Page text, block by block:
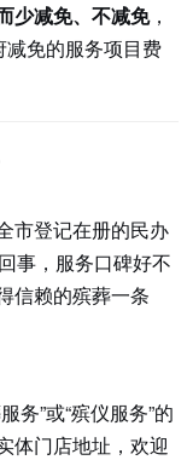
少减免、不减免，
减免的服务项目费
市登记在册的民办
事，服务口碑好不
信赖的殡葬一条
务”或“殡仪服务”的
体门店地址，欢迎